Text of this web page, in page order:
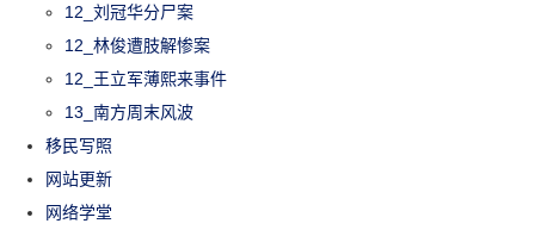
12_刘冠华分尸案
12_林俊遭肢解惨案
12_王立军薄熙来事件
13_南方周末风波
移民写照
网站更新
网络学堂